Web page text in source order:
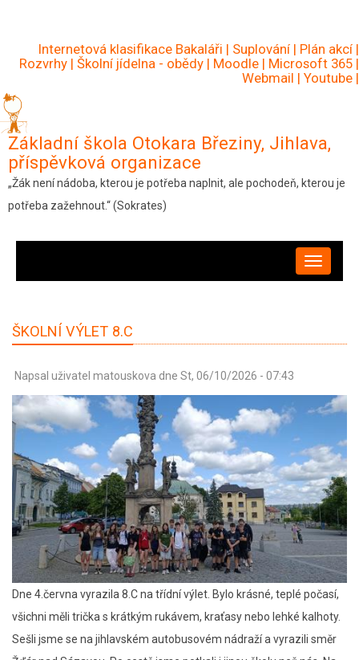
hlavnímuInternetová klasifikace Bakaláři | Suplování | Plán akcí |
Rozvrhy | Školní jídelna - obědy | Moodle | Microsoft 365 |
Webmail | Youtube |
Základní škola Otokara Březiny, Jihlava,
příspěvková organizace
„Žák není nádoba, kterou je potřeba naplnit, ale pochodeň, kterou je
potřeba zažehnout.“ (Sokrates)
ŠKOLNÍ VÝLET 8.C
Napsal uživatel matouskova dne St, 06/10/2026 - 07:43
Dne 4.června vyrazila 8.C na třídní výlet. Bylo krásné, teplé počasí,
všichni měli trička s krátkým rukávem, kraťasy nebo lehké kalhoty.
Sešli jsme se na jihlavském autobusovém nádraží a vyrazili směr